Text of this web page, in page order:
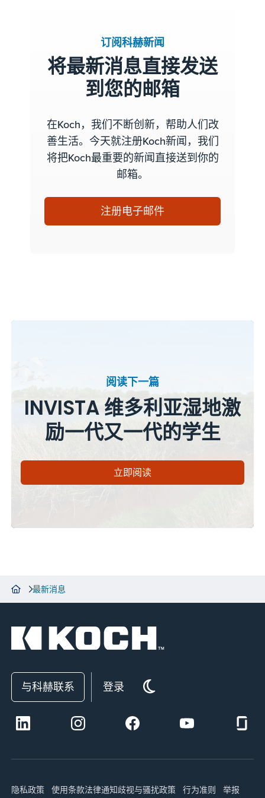
订阅科赫新闻
将最新消息直接发送
到您的邮箱
在Koch，我们不断创新，帮助人们改
善生活。今天就注册Koch新闻，我们
将把Koch最重要的新闻直接送到你的
邮箱。
注册电子邮件
阅读下一篇
INVISTA 维多利亚湿地激
励一代又一代的学生
立即阅读
最新消息
与科赫联系 登录
隐私政策 使用条款法律通知歧视与骚扰政策 行为准则
举报